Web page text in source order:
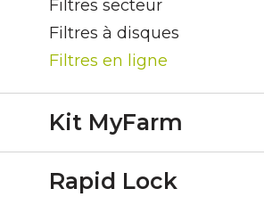
Filtres secteur
Filtres à disques
Filtres en ligne
Kit MyFarm
Rapid Lock